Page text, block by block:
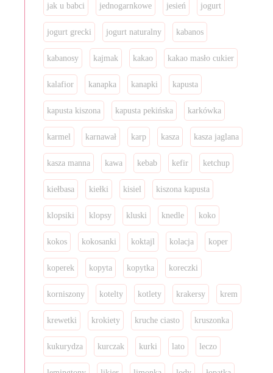
jak u babci jednogarnkowe jesień jogurt
jogurt grecki jogurt naturalny kabanos
kabanosy kajmak kakao kakao masło cukier
kalafior kanapka kanapki kapusta
kapusta kiszona kapusta pekińska karkówka
karmel karnawał karp kasza kasza jaglana
kasza manna kawa kebab kefir ketchup
kiełbasa kiełki kisiel kiszona kapusta
klopsiki klopsy kluski knedle koko
kokos kokosanki koktajl kolacja koper
koperek kopyta kopytka koreczki
korniszony kotelty kotlety krakersy krem
krewetki krokiety kruche ciasto kruszonka
kukurydza kurczak kurki lato leczo